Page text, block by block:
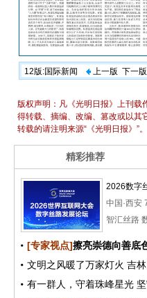
12版:国际新闻 上一版 下一版